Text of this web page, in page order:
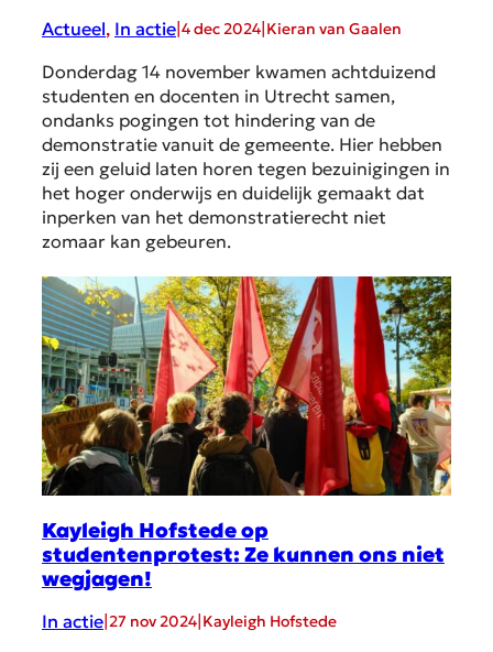
Actueel, In actie 4 dec 2024 Kieran van Gaalen
Donderdag 14 november kwamen achtduizend
studenten en docenten in Utrecht samen,
ondanks pogingen tot hindering van de
demonstratie vanuit de gemeente. Hier hebben
zij een geluid laten horen tegen bezuinigingen in
het hoger onderwijs en duidelijk gemaakt dat
inperken van het demonstratierecht niet
zomaar kan gebeuren.
Kayleigh Hofstede op
studentenprotest: Ze kunnen ons niet
wegjagen!
In actie 27 nov 2024 Kayleigh Hofstede